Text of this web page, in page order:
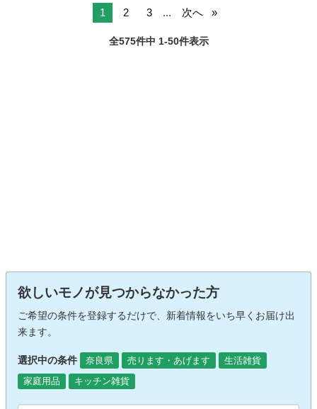
1 2 3 ... 次へ
全575件中 1-50件表示
欲しいモノが見つからなかった方
ご希望の条件を登録するだけで、新着情報をいち早くお届け出
来ます。
選択中の条件 奈良県 売ります・あげます
生活雑貨
家庭用品
キッチン雑貨